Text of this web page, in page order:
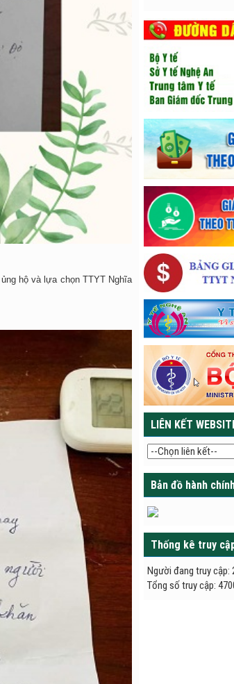
hộ và lựa chọn TTYT Nghĩa
LIÊN KẾT
Bản đồ hành
Thống kê truy
Người đang truy cập:
Tổng số truy cập: 470